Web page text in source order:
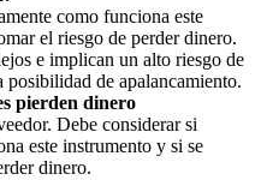
como funciona este
el riesgo de perder dinero.
e implican un alto riesgo de
de apalancamiento.
pierden dinero
Debe considerar si
este instrumento y si se
dinero.